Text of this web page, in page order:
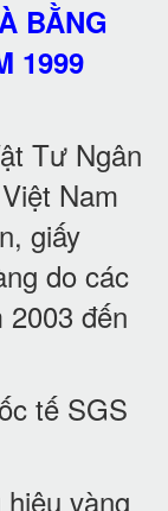
BẰNG
1999
Tư Ngân
Nam
giấy
do các
đến
tế SGS
vàng